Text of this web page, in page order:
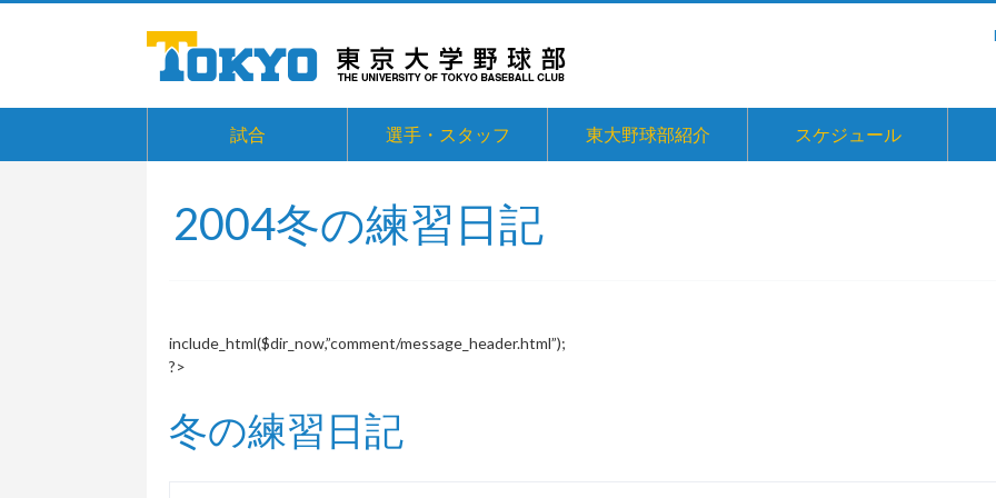
試合 選手・スタッフ 東大野球部紹介 スケジュール
2004冬の練習日記
include_html($dir_now,”comment/message_header.html”);
?>
冬の練習日記